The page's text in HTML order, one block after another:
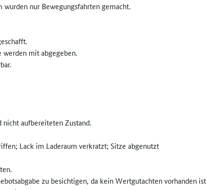
wurden nur Bewegungsfahrten gemacht.
mit abgegeben.
aufbereiteten Zustand.
Lack im Laderaum verkratzt; Sitze abgenutzt
zu besichtigen, da kein Wertgutachten vorhanden